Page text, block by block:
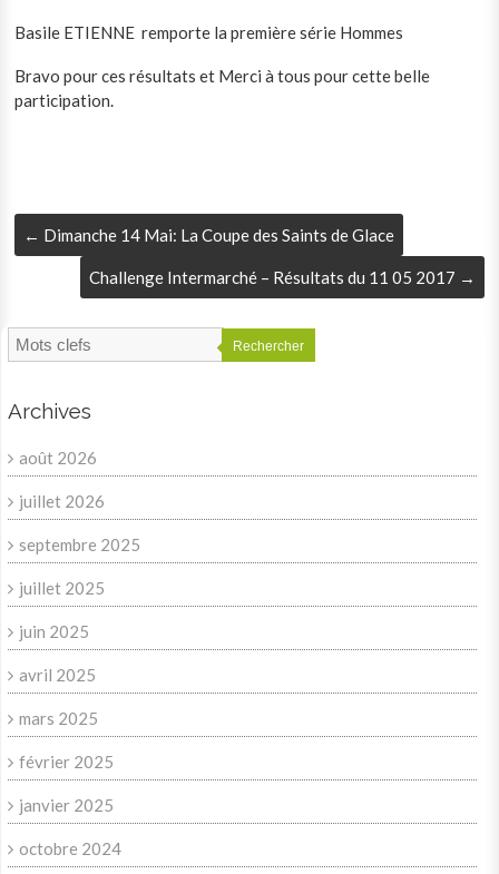
Basile ETIENNE remporte la première série Hommes
Bravo pour ces résultats et Merci à tous pour cette belle
participation.
← Dimanche 14 Mai: La Coupe des Saints de Glace
Challenge Intermarché – Résultats du 11 05 2017 →
Rechercher
Archives
août 2026
juillet 2026
septembre 2025
juillet 2025
juin 2025
avril 2025
mars 2025
février 2025
janvier 2025
octobre 2024